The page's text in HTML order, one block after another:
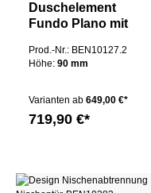
Duschelement
Fundo Plano mit
120x90x9cm
Anschluss kurze
Prod.-Nr.: BEN10127.2
Höhe: 90 mm
Varianten ab 649,00 €*
719,90 €*